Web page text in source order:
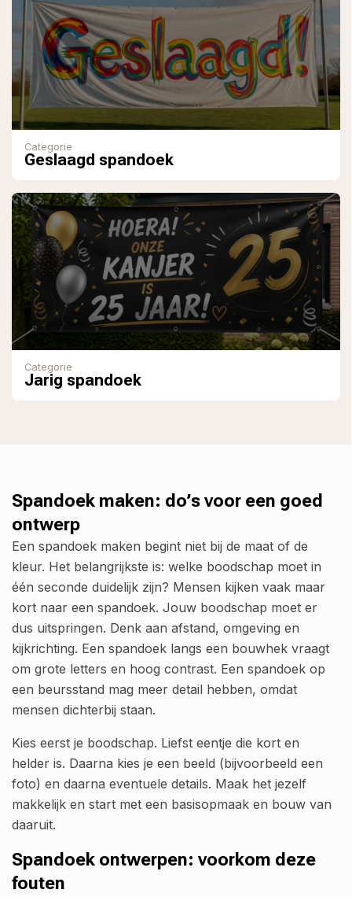
Categorie
Geslaagd spandoek
Categorie
Jarig spandoek
Spandoek maken: do’s voor een goed
ontwerp
Een spandoek maken begint niet bij de maat of de
kleur. Het belangrijkste is: welke boodschap moet in
één seconde duidelijk zijn? Mensen kijken vaak maar
kort naar een spandoek. Jouw boodschap moet er
dus uitspringen. Denk aan afstand, omgeving en
kijkrichting. Een spandoek langs een bouwhek vraagt
om grote letters en hoog contrast. Een spandoek op
een beursstand mag meer detail hebben, omdat
mensen dichterbij staan.
Kies eerst je boodschap. Liefst eentje die kort en
helder is. Daarna kies je een beeld (bijvoorbeeld een
foto) en daarna eventuele details. Maak het jezelf
makkelijk en start met een basisopmaak en bouw van
daaruit.
Spandoek ontwerpen: voorkom deze
fouten